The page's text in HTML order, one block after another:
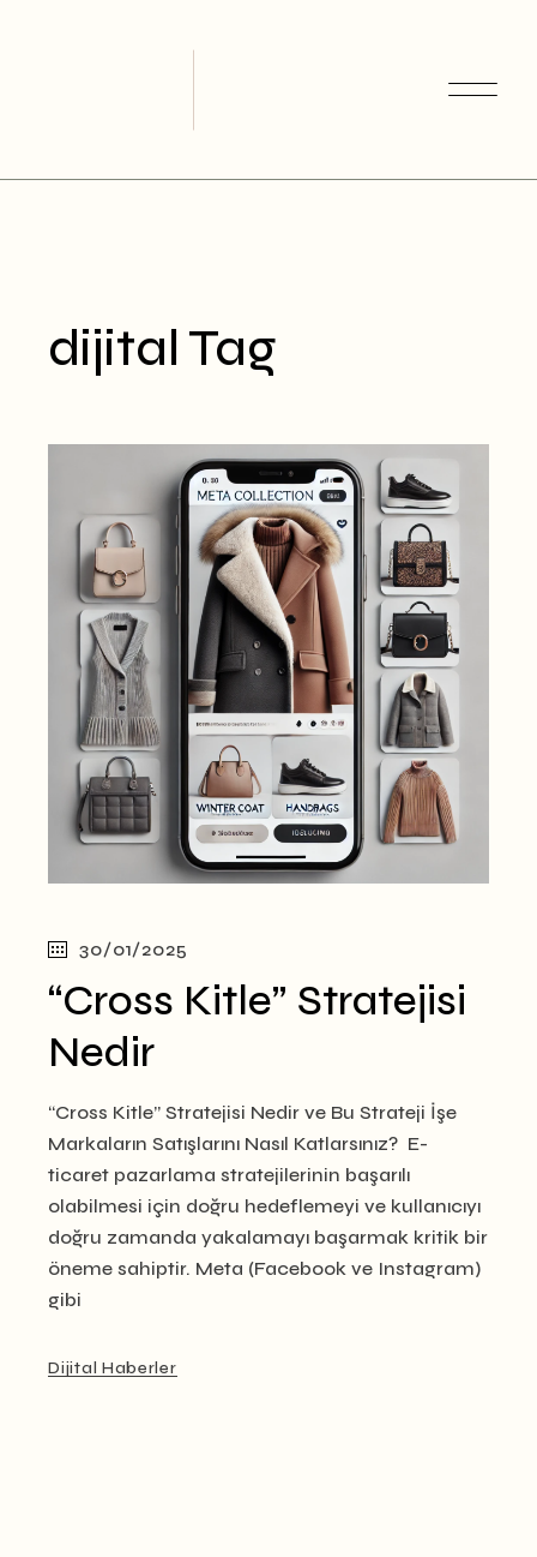
dijital Tag
30/01/2025
“Cross Kitle” Stratejisi
Nedir
“Cross Kitle” Stratejisi Nedir ve Bu Strateji İşe
Markaların Satışlarını Nasıl Katlarsınız? E-
ticaret pazarlama stratejilerinin başarılı
olabilmesi için doğru hedeflemeyi ve kullanıcıyı
doğru zamanda yakalamayı başarmak kritik bir
öneme sahiptir. Meta (Facebook ve Instagram)
gibi
Dijital Haberler